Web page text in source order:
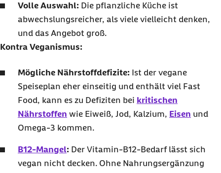
Volle Auswahl: Die pflanzliche Küche ist
abwechslungsreicher, als viele vielleicht denken,
und das Angebot groß.
Kontra Veganismus:
Mögliche Nährstoffdefizite: Ist der vegane
Speiseplan eher einseitig und enthält viel Fast
Food, kann es zu Defiziten bei kritischen
Nährstoffen wie Eiweiß, Jod, Kalzium, Eisen und
Omega-3 kommen.
B12-Mangel: Der Vitamin-B12-Bedarf lässt sich
vegan nicht decken. Ohne Nahrungsergänzung